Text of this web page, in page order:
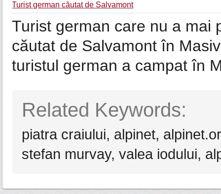
Turist german căutat de Salvamont
Turist german care nu a mai
căutat de Salvamont în
turistul german a campat în
Related Keywords:
piatra craiului, alpinet,
stefan murvay, valea iodului,